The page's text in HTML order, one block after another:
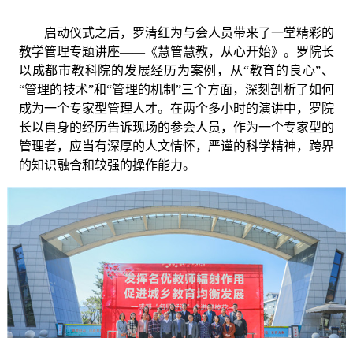
启动仪式之后，罗清红为与会人员带来了一堂精彩的
教学管理专题讲座——《慧管慧教，从心开始》。罗院长
以成都市教科院的发展经历为案例，从“教育的良心”、
“管理的技术”和“管理的机制”三个方面，深刻剖析了如何
成为一个专家型管理人才。在两个多小时的演讲中，罗院
长以自身的经历告诉现场的参会人员，作为一个专家型的
管理者，应当有深厚的人文情怀，严谨的科学精神，跨界
的知识融合和较强的操作能力。